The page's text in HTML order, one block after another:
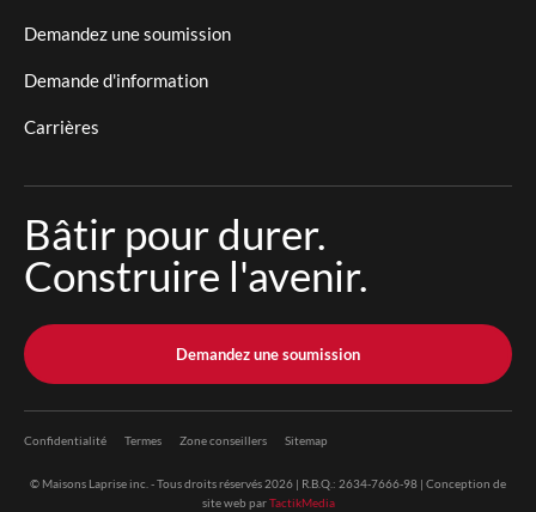
Demandez une soumission
Demande d'information
Carrières
Bâtir pour durer.
Construire l'avenir.
Demandez une soumission
Confidentialité Termes Zone conseillers Sitemap
© Maisons Laprise inc. - Tous droits réservés 2026 | R.B.Q.: 2634-7666-98 | Conception de
site web parTactikMedia